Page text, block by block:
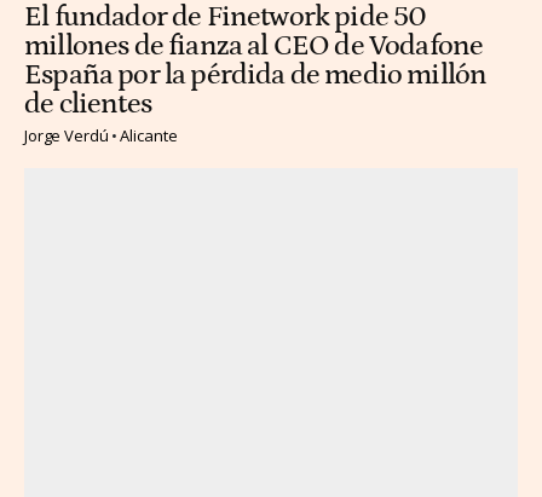
El fundador de Finetwork pide 50
millones de fianza al CEO de Vodafone
España por la pérdida de medio millón
de clientes
Jorge Verdú Alicante